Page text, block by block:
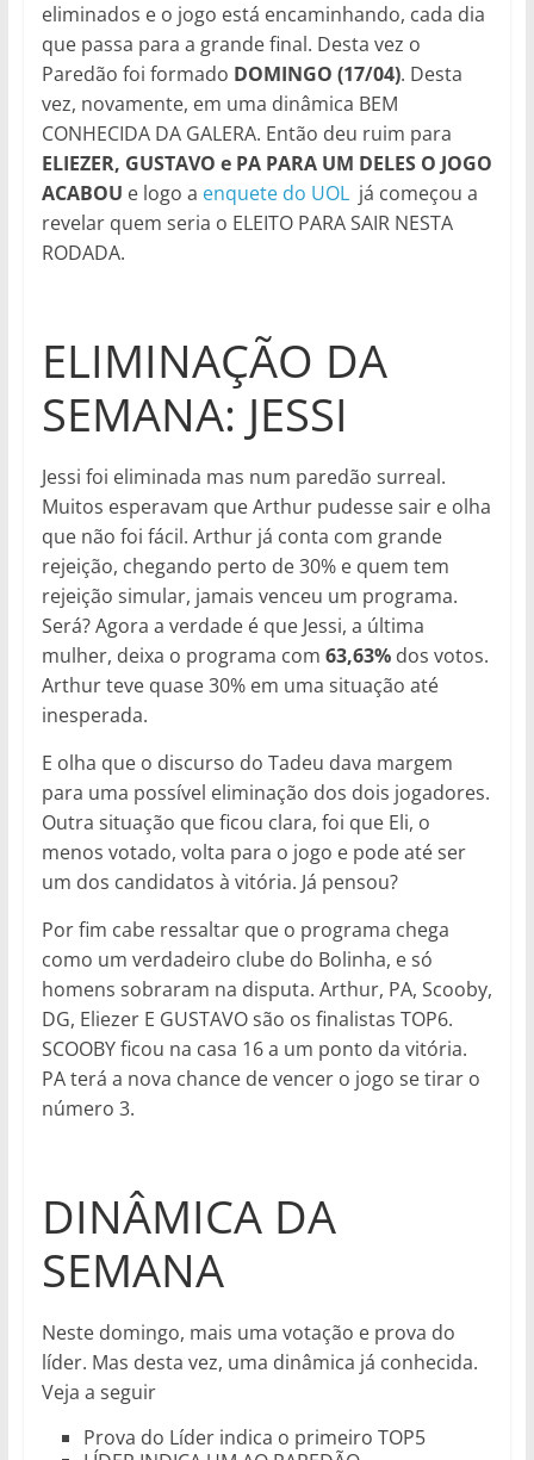
eliminados e o jogo está encaminhando, cada dia
que passa para a grande final. Desta vez o
Paredão foi formado DOMINGO (17/04). Desta
vez, novamente, em uma dinâmica BEM
CONHECIDA DA GALERA. Então deu ruim para
ELIEZER, GUSTAVO e PA PARA UM DELES O JOGO
ACABOU e logo a enquete do UOLjá começou a
revelar quem seria o ELEITO PARA SAIR NESTA
RODADA.
ELIMINAÇÃO DA
SEMANA: JESSI
Jessi foi eliminada mas num paredão surreal.
Muitos esperavam que Arthur pudesse sair e olha
que não foi fácil. Arthur já conta com grande
rejeição, chegando perto de 30% e quem tem
rejeição simular, jamais venceu um programa.
Será? Agora a verdade é que Jessi, a última
mulher, deixa o programa com 63,63%dos votos.
Arthur teve quase 30% em uma situação até
inesperada.
E olha que o discurso do Tadeu dava margem
para uma possível eliminação dos dois jogadores.
Outra situação que ficou clara, foi que Eli, o
menos votado, volta para o jogo e pode até ser
um dos candidatos à vitória. Já pensou?
Por fim cabe ressaltar que o programa chega
como um verdadeiro clube do Bolinha, e só
homens sobraram na disputa. Arthur, PA, Scooby,
DG, Eliezer E GUSTAVO são os finalistas TOP6.
SCOOBY ficou na casa 16 a um ponto da vitória.
PA terá a nova chance de vencer o jogo se tirar o
número 3.
DINÂMICA DA
SEMANA
Neste domingo, mais uma votação e prova do
líder. Mas desta vez, uma dinâmica já conhecida.
Veja a seguir
Prova do Líder indica o primeiro TOP5